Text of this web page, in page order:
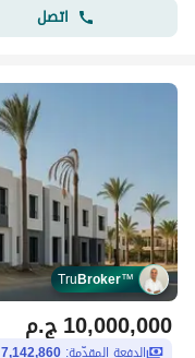
اتصل
TruBroker™
ج.م10,000,000
الدفعة المقدّمة: 7,142,860 ج.م